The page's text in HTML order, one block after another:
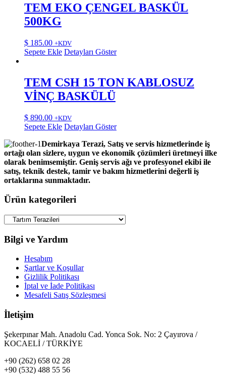
TEM EKO ÇENGEL BASKÜL
500KG
$ 185.00 +KDV
Sepete Ekle Detayları Göster
TEM CSH 15 TON KABLOSUZ
VİNÇ BASKÜLÜ
$ 890.00 +KDV
Sepete Ekle Detayları Göster
Demirkaya Terazi, Satış ve servis hizmetlerinde iş
ortağı olan sizlere, uygun ve ekonomik çözümleri üretmeyi ilke
olarak benimsemiştir. Geniş servis ağı ve profesyonel ekibi ile
satış, teknik destek, tamir ve bakım hizmetlerini değerli iş
ortaklarına sunmaktadır.
Ürün kategorileri
Bilgi ve Yardım
Hesabım
Şartlar ve Koşullar
Gizlilik Politikası
İptal ve İade Politikası
Mesafeli Satış Sözleşmesi
İletişim
Şekerpınar Mah. Anadolu Cad. Yonca Sok. No: 2 Çayırova /
KOCAELİ / TÜRKİYE
+90 (262) 658 02 28
+90 (532) 488 55 56